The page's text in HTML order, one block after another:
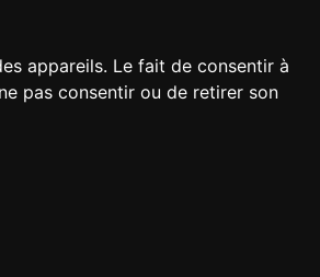
appareils. Le fait de consentir à
pas consentir ou de retirer son